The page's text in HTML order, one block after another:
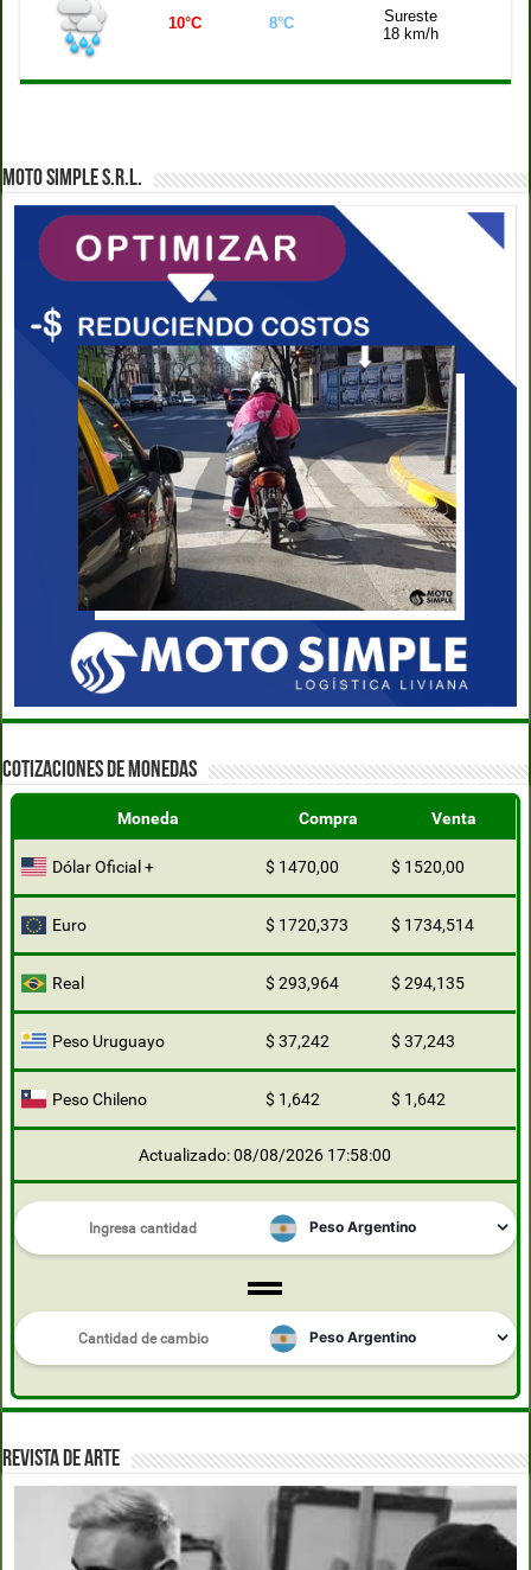
10°C 8°C
Sureste
18 km/h
MOTO SIMPLE S.R.L.
COTIZACIONES DE MONEDAS
Moneda Compra Venta
Dólar Oficial + $ 1470,00 $ 1520,00
Euro $ 1720,373 $ 1734,514
Real $ 293,964 $ 294,135
Peso Uruguayo $ 37,242 $ 37,243
Peso Chileno $ 1,642 $ 1,642
Actualizado: 08/08/2026 17:58:00
REVISTA DE ARTE